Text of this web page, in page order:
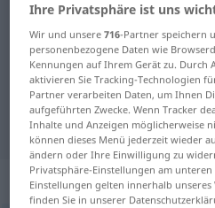
Deutsch-Japanisch
Deutsch-
für "Mensch"
"Mensch"
„Mensch“:
Ihre Privatsphäre ist uns
Wir und unsere716-Partner speichern
personenbezogene Daten wie
Kennungen auf Ihrem Gerät zu. Durch
aktivieren Sie Tracking-Technologien
Partner verarbeiten Daten, um Ihnen
aufgeführten Zwecke. Wenn Tracker
Inhalte und Anzeigen möglicherweise
können dieses Menü jederzeit wieder
ändern oder Ihre Einwilligung zu
Privatsphäre-Einstellungen am
Einstellungen gelten innerhalb
finden Sie in unserer